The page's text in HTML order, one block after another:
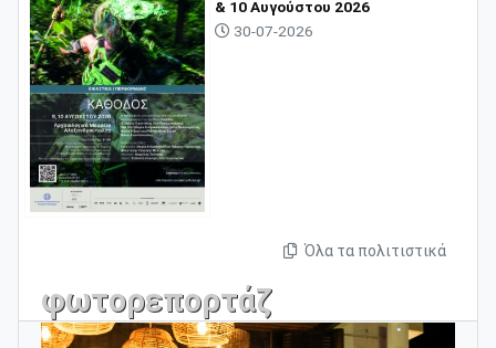
& 10 Αυγούστου 2026
30-07-2026
Όλα τα πολιτιστικά
φωτορεπορτάζ